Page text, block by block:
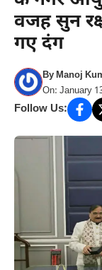
वजह सुन
गए दंग
ByManoj
On: January
Follow Us: